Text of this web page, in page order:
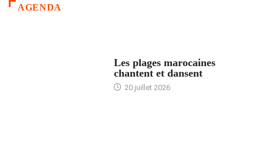
AGENDA
Les plages marocaines
chantent et dansent
20 juillet 2026